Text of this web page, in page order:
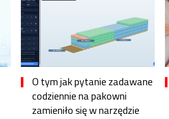
O tym jak pytanie zadawane
codziennie na pakowni
zamieniło się w narzędzie